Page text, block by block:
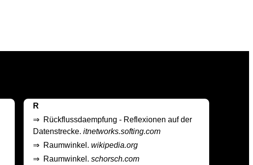
R
⇒ Rückflussdaempfung - Reflexionen auf der
Datenstrecke.itnetworks.softing.com
⇒ Raumwinkel.wikipedia.org
⇒ Raumwinkel.schorsch.com